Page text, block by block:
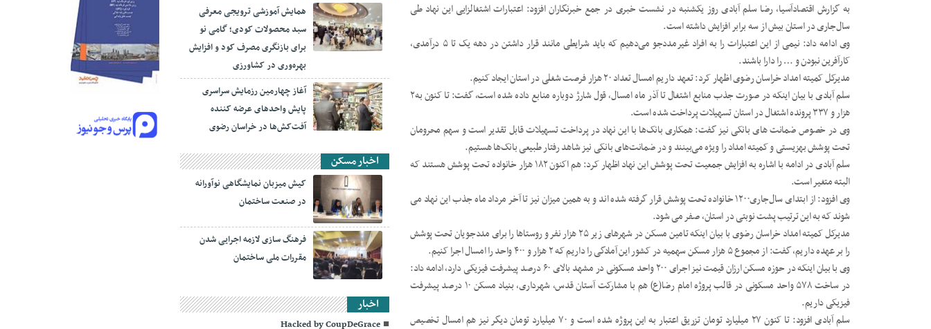
به گزارش اقتصادآسیا، رضا سلم آبادی روز یکشنبه در نشست خبری در جمع خبرنگاران افزود: اعتبارات اشتغالزایی این نهاد طی
سال‌جاری در استان بیش از سه برابر افزایش داشته است.
وی ادامه داد: نیمی از این اعتبارات را به افراد غیرمددجو می‌دهیم که باید شرایطی مانند قرار داشتن در دهه یک تا ۵ درآمدی،
کارآفرین نبودن و … را دارا باشند.
مدیرکل کمیته امداد خراسان رضوی اظهار کرد: تعهد داریم امسال تعداد ۲۰ هزار فرصت شغلی در استان ایجاد کنیم.
سلم آبادی با بیان اینکه در صورت جذب منابع اشتغال تا آذر ماه امسال، قول شارژ دوباره منابع داده شده است، گفت: تا کنون به۲
هزار و ۳۳۷ پرونده اشتغال در استان تسهیلات پرداخت شده است.
وی در خصوص ضمانت های بانکی نیز گفت: همکاری بانک‌ها با این نهاد در پرداخت تسهیلات قابل تقدیر است و سهم محرومان
تحت پوشش بهزیستی و کمیته امداد را ویژه می‌بینند و در ضمانت‌های بانکی نیز شاهد رفتار طبیعی بانک‌ها هستیم.
سلم آبادی در ادامه با اشاره به افزایش جمعیت تحت پوشش این نهاد اظهار کرد: هم اکنون ۱۸۲ هزار خانواده تحت پوشش هستند که
البته متغیر است.
وی افزود: از ابتدای سال‌جاری۱۲۰۰ خانواده تحت پوشش قرار گرفته شده اند و به همین میزان نیز تا آخر مرداد ماه جذب این نهاد می
شوند که به این ترتیب پشت نوبتی در استان، صفر می شود.
مدیرکل کمیته امداد خراسان رضوی با بیان اینکه تامین مسکن در شهرهای زیر ۲۵ هزار نفر و روستاها را برای مددجویان تحت پوشش
را بر عهده داریم، گفت: از مجموع ۵ هزار مسکن سهمیه در کشور این آمادگی را داریم که ۲ هزار و ۴۰۰ واحد را امسال اجرا کنیم.
وی با بیان اینکه در حوزه مسکن ارزان قیمت نیز اجرای ۲۰۰ واحد مسکونی در مشهد بالای ۶۰ درصد پیشرفت فیزیکی دارد، ادامه داد:
در ساخت ۵۷۸ واحد مسکونی در قالب پروژه امام رضا(ع) هم با مشارکت آستان قدس، شهرداری، بنیاد مسکن ۱۰ درصد پیشرفت
فیزیکی داریم.
سلم آبادی افزود: تا کنون ۲۷ میلیارد تومان تزریق اعتبار به این پروژه شده است و ۷۰ میلیارد تومان دیگر نیز هم امسال تخصیص
همایش آموزشی ترویجی معرفی
سبد محصولات کودی؛ گامی نو
برای بازنگری مصرف کود و افزایش
بهره‌وری در کشاورزی
آغاز چهارمین رزمایش سراسری
پایش واحدهای عرضه کننده
آفت‌کش‌ها در خراسان رضوی
اخبار مسکن
کیش میزبان نمایشگاهی نوآورانه
در صنعت ساختمان
فرهنگ سازی لازمه اجرایی شدن
مقررات ملی ساختمان
اخبار
Hacked by CoupDeGrace